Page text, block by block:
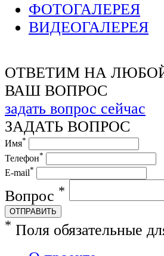
ФОТОГАЛЕРЕЯ
ВИДЕОГАЛЕРЕЯ
ОТВЕТИМ НА
ВАШ ВОПРОС
задать вопрос сейчас
ЗАДАТЬ ВОПРОС
Имя*
Телефон*
E-mail*
Вопрос *
ОТПРАВИТЬ
* Поля обязательные